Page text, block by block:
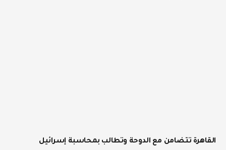
القاهرة تتضامن مع الدوحة وتطالب بمحاسبة إسرائيل